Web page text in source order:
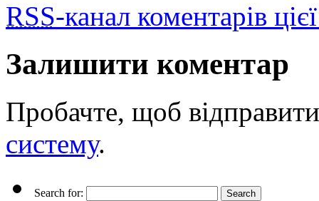
RSS-канал коментарів
Залишити коментар
Пробачте, щоб
систему.
Search for: